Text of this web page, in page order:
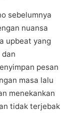
sebelumnya
nuаnѕа
upbeat yang
dаn
pesan
mаѕа lalu
menekankan
tіdаk tеrjеbаk